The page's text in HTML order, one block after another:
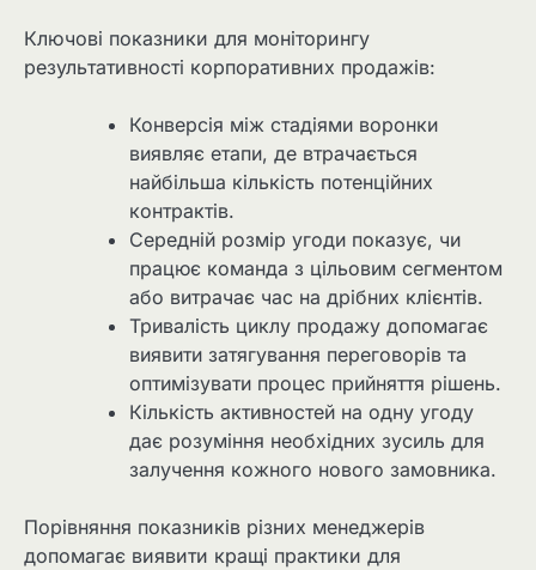
Ключові показники для моніторингу
результативності корпоративних продажів:
Конверсія між стадіями воронки
виявляє етапи, де втрачається
найбільша кількість потенційних
контрактів.
Середній розмір угоди показує, чи
працює команда з цільовим сегментом
або витрачає час на дрібних клієнтів.
Тривалість циклу продажу допомагає
виявити затягування переговорів та
оптимізувати процес прийняття рішень.
Кількість активностей на одну угоду
дає розуміння необхідних зусиль для
залучення кожного нового замовника.
Порівняння показників різних менеджерів
допомагає виявити кращі практики для